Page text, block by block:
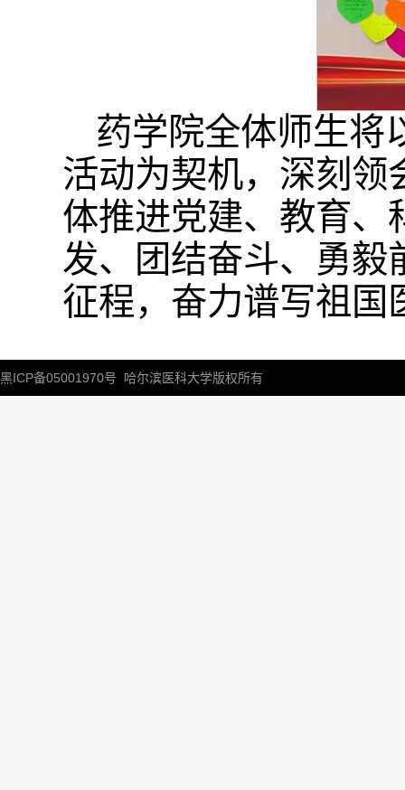
药学院全体师生将
活动为契机，深刻领
体推进党建、教育、
发、团结奋斗、勇毅
征程，奋力谱写祖国
黑ICP备05001970号 哈尔滨医科大学版权所有